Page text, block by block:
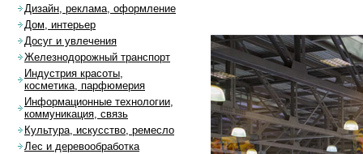
Дизайн, реклама, оформление
Дом, интерьер
Досуг и увлечения
Железнодорожный транспорт
Индустрия красоты,
косметика, парфюмерия
Информационные технологии,
коммуникация, связь
Культура, искусство, ремесло
Лес и деревообработка